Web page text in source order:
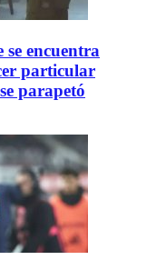
encuentra
particular
parapetó